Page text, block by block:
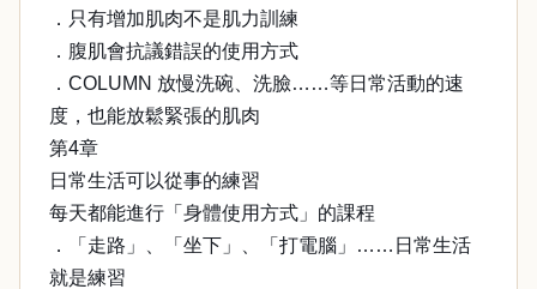
．只有增加肌肉不是肌力訓練
．腹肌會抗議錯誤的使用方式
．COLUMN 放慢洗碗、洗臉……等日常活動的速
度，也能放鬆緊張的肌肉
第4章
日常生活可以從事的練習
每天都能進行「身體使用方式」的課程
．「走路」、「坐下」、「打電腦」……日常生活
就是練習